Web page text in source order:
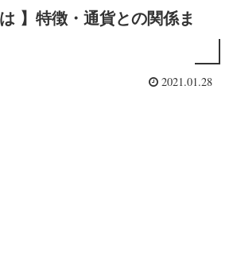
】特徴・通貨との関係ま
2021.01.28